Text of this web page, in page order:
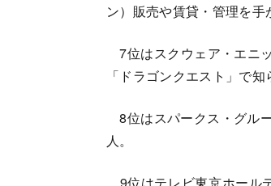
ン）販売や賃貸・管理を手
7位はスクウェア・エニ
「ドラゴンクエスト」で
8位はスパークス・グル
人。
9位はテレビ東京ホール